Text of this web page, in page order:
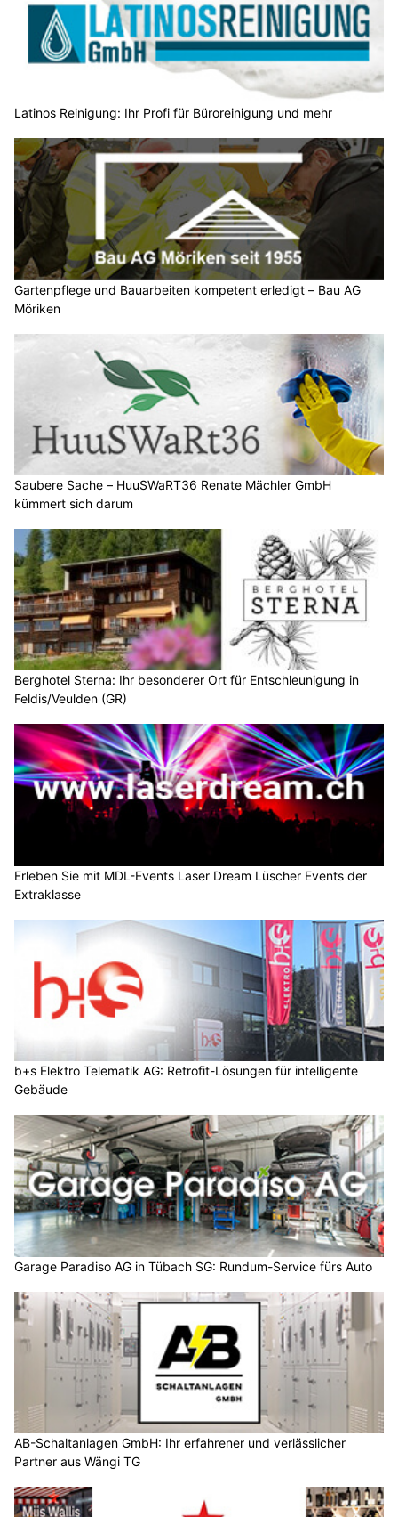
Latinos Reinigung: Ihr Profi für Büroreinigung und mehr
Gartenpflege und Bauarbeiten kompetent erledigt – Bau AG
Möriken
Saubere Sache – HuuSWaRT36 Renate Mächler GmbH
kümmert sich darum
Berghotel Sterna: Ihr besonderer Ort für Entschleunigung in
Feldis/Veulden (GR)
Erleben Sie mit MDL-Events Laser Dream Lüscher Events der
Extraklasse
b+s Elektro Telematik AG: Retrofit-Lösungen für intelligente
Gebäude
Garage Paradiso AG in Tübach SG: Rundum-Service fürs Auto
AB-Schaltanlagen GmbH: Ihr erfahrener und verlässlicher
Partner aus Wängi TG